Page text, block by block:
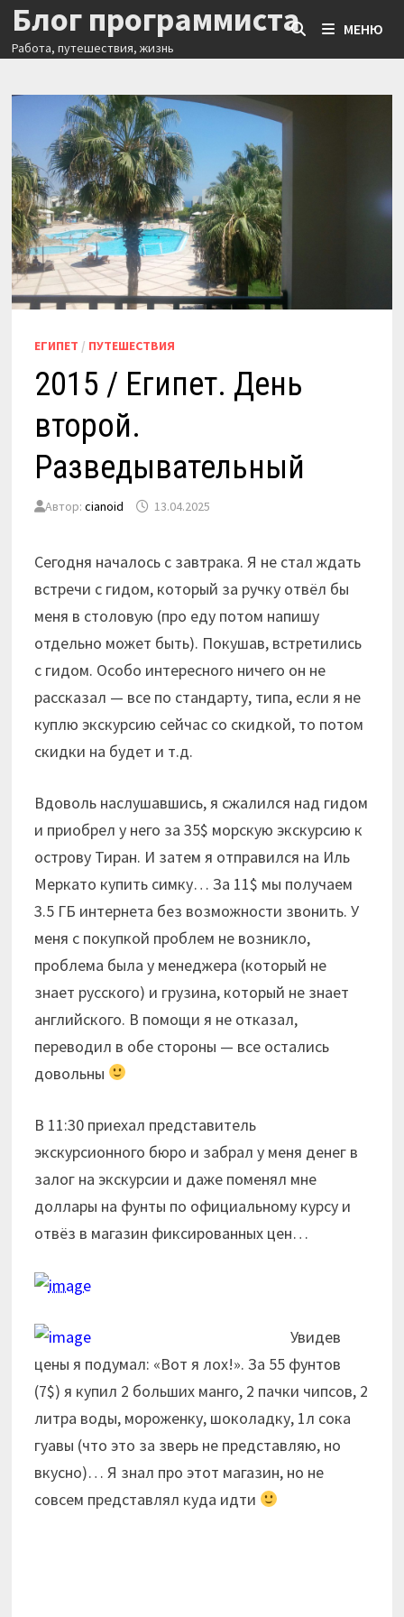
Перейти
содержимому
Блог программиста
Работа, путешествия, жизнь
МЕНЮ
ЕГИПЕТ / ПУТЕШЕСТВИЯ
2015 / Египет. День
второй.
Разведывательный
Автор: cianoid 13.04.2025
Сегодня началось с завтрака. Я не стал ждать
встречи с гидом, который за ручку отвёл бы
меня в столовую (про еду потом напишу
отдельно может быть). Покушав, встретились
с гидом. Особо интересного ничего он не
рассказал — все по стандарту, типа, если я не
куплю экскурсию сейчас со скидкой, то потом
скидки на будет и т.д.
Вдоволь наслушавшись, я сжалился над гидом
и приобрел у него за 35$ морскую экскурсию к
острову Тиран. И затем я отправился на Иль
Меркато купить симку… За 11$ мы получаем
3.5 ГБ интернета без возможности звонить. У
меня с покупкой проблем не возникло,
проблема была у менеджера (который не
знает русского) и грузина, который не знает
английского. В помощи я не отказал,
переводил в обе стороны — все остались
довольны
В 11:30 приехал представитель
экскурсионного бюро и забрал у меня денег в
залог на экскурсии и даже поменял мне
доллары на фунты по официальному курсу и
отвёз в магазин фиксированных цен…
Увидев
цены я подумал: «Вот я лох!». За 55 фунтов
(7$) я купил 2 больших манго, 2 пачки чипсов, 2
литра воды, мороженку, шоколадку, 1л сока
гуавы (что это за зверь не представляю, но
вкусно)… Я знал про этот магазин, но не
совсем представлял куда идти